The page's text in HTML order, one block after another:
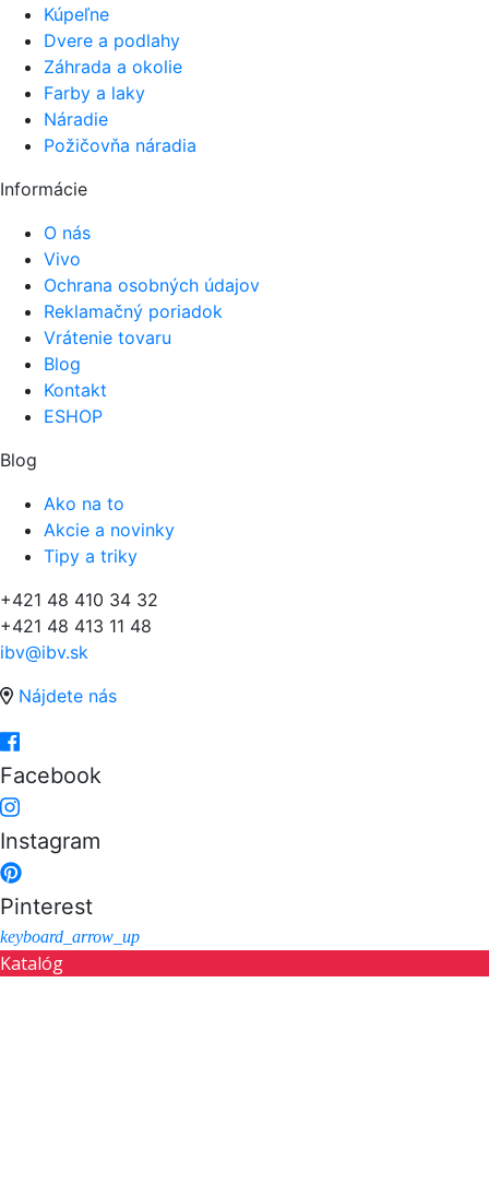
Kúpeľne
Dvere a podlahy
Záhrada a okolie
Farby a laky
Náradie
Požičovňa náradia
Informácie
O nás
Vivo
Ochrana osobných údajov
Reklamačný poriadok
Vrátenie tovaru
Blog
Kontakt
ESHOP
Blog
Ako na to
Akcie a novinky
Tipy a triky
+421 48 410 34 32
+421 48 413 11 48
ibv@ibv.sk
Nájdete nás
Facebook
Instagram
Pinterest
keyboard_arrow_up
Katalóg